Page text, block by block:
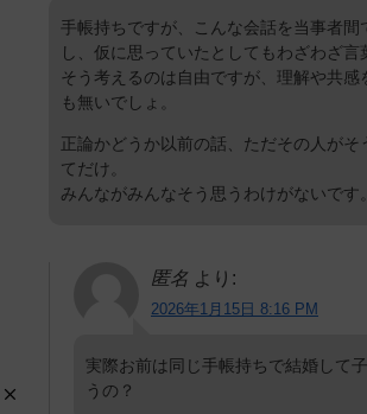
手帳持ちですが、こんな会話を当事者間
し、仮に思っていたとしてもわざわざ言
そう考えるのは自由ですが、理解や共感
も無いでしょ。
正論かどうか以前の話、ただその人がそ
てだけ。
みんながみんなそう思うわけがないです。
匿名 より:
2026年1月15日 8:16 PM
実際お前は同じ手帳持ちで結婚して
うの？